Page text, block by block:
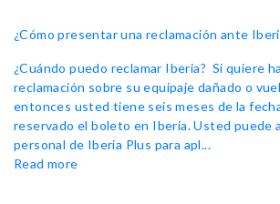
¿Cómo presentar una reclamación ante
¿Cuándo puedo reclamar Iberia? Si quiere
reclamación sobre su equipaje dañado o
entonces usted tiene seis meses de la
reservado el boleto en Iberia. Usted puede
personal de Iberia Plus para apl...
Read more